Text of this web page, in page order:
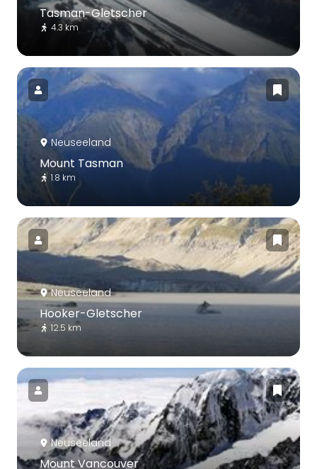
Tasman-Gletscher
4.3 km
Neuseeland
Mount Tasman
1.8 km
Neuseeland
Hooker-Gletscher
12.5 km
Neuseeland
Mount Vancouver